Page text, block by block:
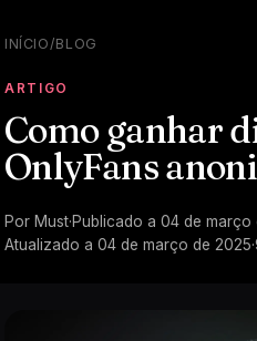
INÍCIO/BLOG
ARTIGO
Como ganhar
OnlyFans
Por Must·Publicado a 04 de março
Atualizado a 04 de março de 2025·